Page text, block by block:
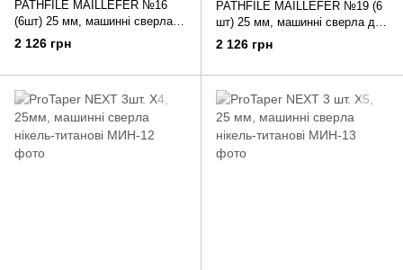
PATHFILE MAILLEFER №16
(6шт) 25 мм, машинні сверла
для створення "коврової
доріжки".
2 126 грн
PATHFILE MAILLEFER №19 (6
шт) 25 мм, машинні сверла для
створення "коврової доріжки".
2 126 грн